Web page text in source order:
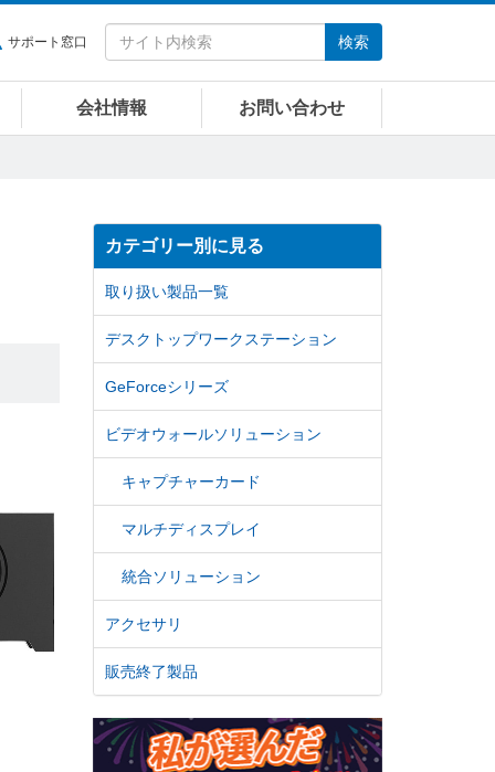
サポート窓口 検索
会社情報 お問い合わせ
カテゴリー別に見る
取り扱い製品一覧
デスクトップワークステーション
GeForceシリーズ
ビデオウォールソリューション
キャプチャーカード
マルチディスプレイ
統合ソリューション
アクセサリ
販売終了製品